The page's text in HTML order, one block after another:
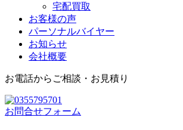
宅配買取
お客様の声
パーソナルバイヤー
お知らせ
会社概要
お電話からご相談・お見積り
お問合せフォーム